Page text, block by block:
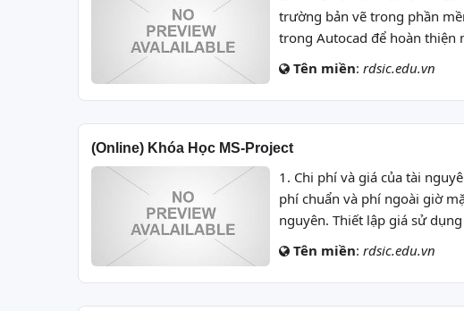
trường bản vẽ trong phần
trong Autocad để hoàn thiện
Tên miền: rdsic.edu.vn
(Online) Khóa Học MS-Project
1. Chi phí và giá của tài
phí chuẩn và phí ngoài giờ
nguyên. Thiết lập giá sử
Tên miền: rdsic.edu.vn